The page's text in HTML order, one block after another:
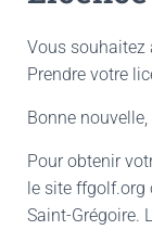
Vous souhaitez
Prendre votre
Bonne nouvelle,
Pour obtenir
le site ffgolf.org
Saint-Grégoire.